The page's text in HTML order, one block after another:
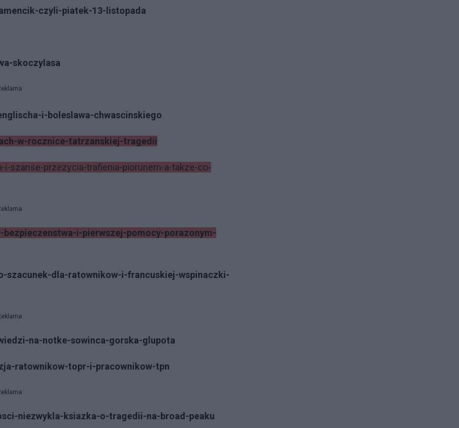
czyli-piatek-13-listopada
skoczylasa
i-boleslawa-chwascinskiego
w-rocznice-tatrzanskiej-tragedii
szanse-przezycia-trafienia-piorunem-a-takze-co-
i-pierwszej-pomocy-porazonym-
szacunek-dla-ratownikow-i-francuskiej-wspinaczki-
na-notke-sowinca-gorska-glupota
ratownikow-topr-i-pracownikow-tpn
niezwykla-ksiazka-o-tragedii-na-broad-peaku